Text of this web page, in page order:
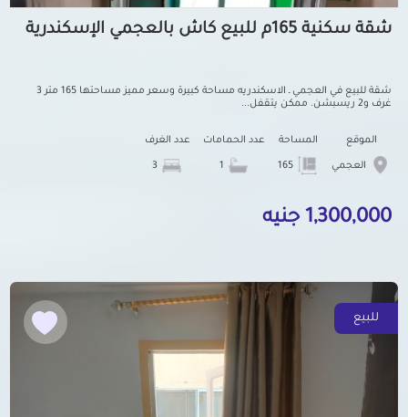
شقة سكنية 165م للبيع كاش بالعجمي الإسكندرية
شقة للبيع في العجمي ـ الاسكندريه مساحة كبيرة وسعر مميز مساحتها 165 متر 3
غرف و2 ريسبشن. ممكن يتقفل...
الموقع
العجمي
المساحة عدد الحمامات عدد الغرف
1,300,000 جنيه
للبيع